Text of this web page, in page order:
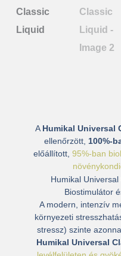
A Humikal Universal
ellenőrzött, 100%-
előállított, 95%-ban
Humikal
Biostimulátor
A modern, intenzív
környezeti
stressz) szinte
Humikal Universal